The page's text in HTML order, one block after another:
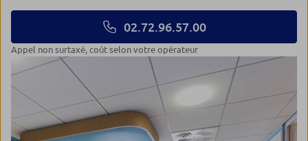
02.72.96.57.00
Appel non surtaxé, coût selon votre opérateur